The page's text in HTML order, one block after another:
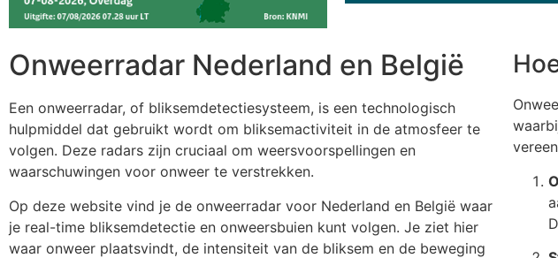
Onweerradar Nederland en België
Een onweerradar, of bliksemdetectiesysteem, is een technologisch
hulpmiddel dat gebruikt wordt om bliksemactiviteit in de atmosfeer te
volgen. Deze radars zijn cruciaal om weersvoorspellingen en
waarschuwingen voor onweer te verstrekken.
Op deze website vind je de onweerradar voor Nederland en België waar
je real-time bliksemdetectie en onweersbuien kunt volgen. Je ziet hier
waar onweer plaatsvindt, de intensiteit van de bliksem en de beweging